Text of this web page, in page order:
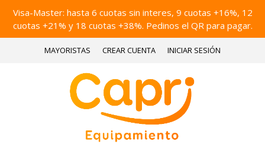
Visa-Master: hasta 6 cuotas sin interes, 9 cuotas +16%, 12
cuotas +21% y 18 cuotas +38%. Pedinos el QR para pagar.
MAYORISTAS CREAR CUENTA INICIAR SESIÓN